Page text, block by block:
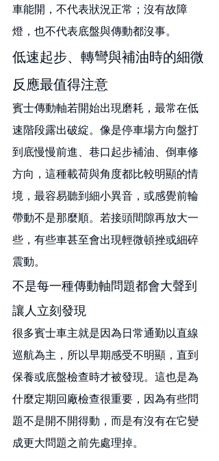
車能開，不代表狀況正常；沒有故障
燈，也不代表底盤與傳動都沒事。
低速起步、轉彎與補油時的細微
反應最值得注意
賓士傳動軸若開始出現磨耗，最常在低
速階段露出破綻。像是停車場方向盤打
到底慢慢前進、巷口起步補油、倒車修
方向，這種載荷與角度都比較明顯的情
境，最容易聽到細小異音，或感覺前輪
帶動不是那麼順。若接頭間隙再放大一
些，有些車甚至會出現輕微頓挫或細碎
震動。
不是每一種傳動軸問題都會大聲到
讓人立刻發現
很多賓士車主就是因為日常通勤以直線
巡航為主，所以早期感受不明顯，直到
保養或底盤檢查時才被發現。這也是為
什麼定期回廠檢查很重要，因為有些問
題不是開不開得動，而是有沒有在它變
成更大問題之前先處理掉。